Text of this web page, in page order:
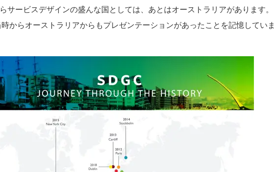
サービスデザインの盛んな国としては、あとはオーストラリアがあります。
からオーストラリアからもプレゼンテーションがあったことを記憶していま